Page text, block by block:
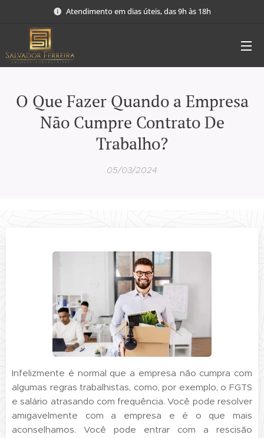
Atendimento em dias úteis, das 9h às 18h
O Que Fazer Quando a Empresa
Não Cumpre Contrato De
Trabalho?
05/03/2024
Infelizmente é normal que a empresa não cumpra com
algumas regras trabalhistas, como, por exemplo, o FGTS
e salário atrasando com frequência. Você pode resolver
amigavelmente com a empresa e é o que mais
aconselhamos. Você pode entrar com a rescisão